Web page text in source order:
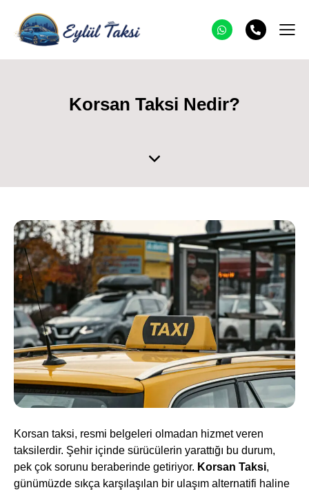
Korsan Taksi Nedir?
Korsan taksi, resmi belgeleri olmadan hizmet veren
taksilerdir. Şehir içinde sürücülerin yarattığı bu durum,
pek çok sorunu beraberinde getiriyor. Korsan Taksi,
günümüzde sıkça karşılaşılan bir ulaşım alternatifi haline